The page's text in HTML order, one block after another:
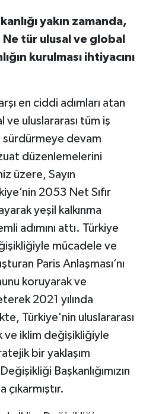
yakın zamanda,
Ne tür ulusal ve global
kurulması ihtiyacını
en ciddi adımları atan
uluslararası tüm iş
sürdürmeye devam
düzenlemelerini
üzere, Sayın
2053 Net Sıfır
yeşil kalkınma
adımını attı. Türkiye
mücadele ve
Paris Anlaşması’nı
koruyarak ve
2021 yılında
Türkiye'nin uluslararası
ve iklim değişikliğiyle
bir yaklaşım
Başkanlığımızın
çıkarmıştır.